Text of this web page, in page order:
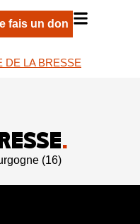
fais un don
DE LA BRESSE
.
(16)